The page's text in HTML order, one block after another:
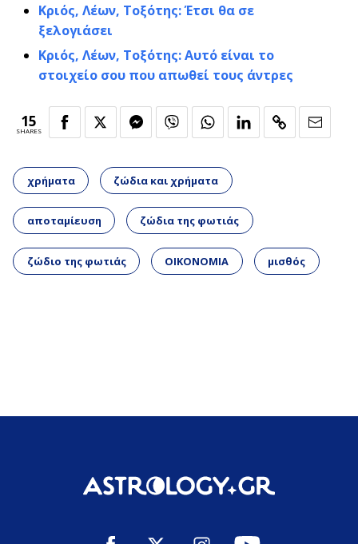
Κριός, Λέων, Τοξότης: Έτσι θα σε
ξελογιάσει
Κριός, Λέων, Τοξότης: Αυτό είναι το
στοιχείο σου που απωθεί τους άντρες
15
SHARES
χρήματα ζώδια και χρήματα
αποταμίευση ζώδια της φωτιάς
ζώδιο της φωτιάς ΟΙΚΟΝΟΜΙΑ μισθός